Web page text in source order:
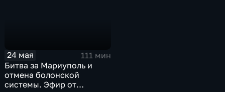
24 мая
111 мин
Битва за Мариуполь и
отмена болонской
системы. Эфир от